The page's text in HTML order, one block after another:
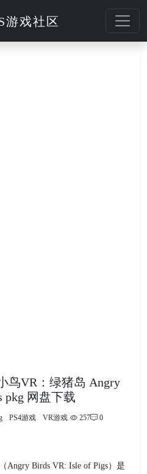
游戏社区
鸟VR：绿猪岛 Angry
pkg 网盘下载
PS4游戏 VR游戏 257 0
Angry Birds VR: Isle of Pigs）是